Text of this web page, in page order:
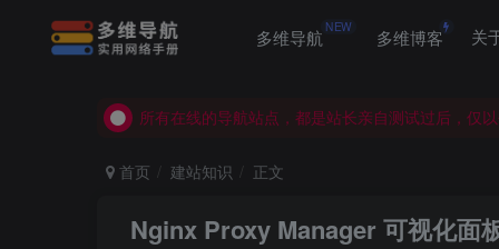
多维导航 NEW 多维博客 关
所有在线的导航站点，都是站长亲自测试过后，仅
所有在线的导航站点，都是站长亲自测试过后，仅
首页 建站知识 正文
Nginx Proxy Manager 可视化面